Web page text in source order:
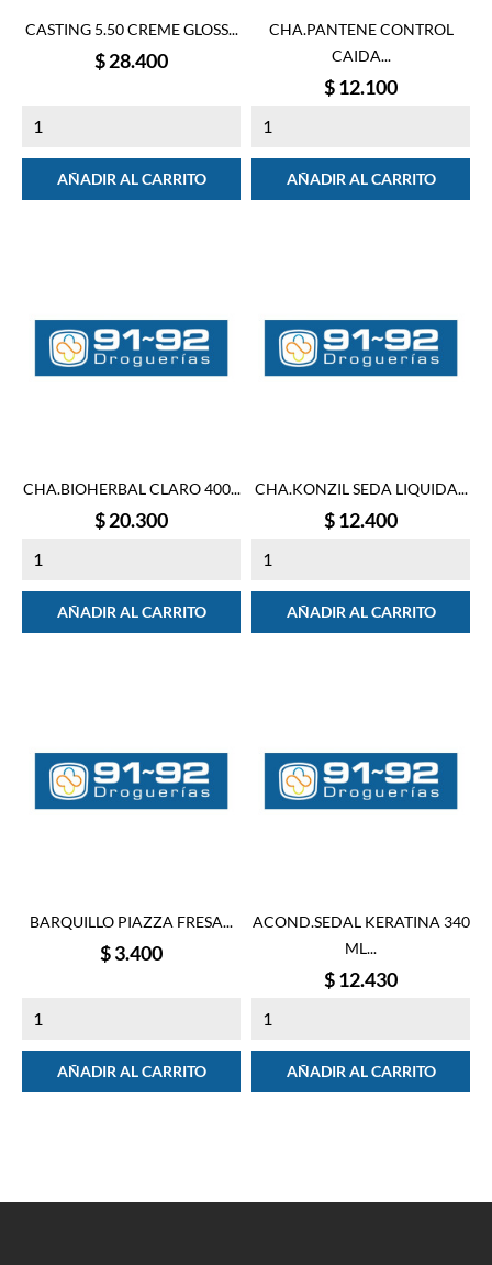
CASTING 5.50 CREME GLOSS...
Precio
$ 28.400
AÑADIR AL CARRITO
CHA.PANTENE CONTROL
CAIDA...
Precio
$ 12.100
AÑADIR AL CARRITO
CHA.BIOHERBAL CLARO 400...
Precio
$ 20.300
AÑADIR AL CARRITO
CHA.KONZIL SEDA LIQUIDA...
Precio
$ 12.400
AÑADIR AL CARRITO
BARQUILLO PIAZZA FRESA...
Precio
$ 3.400
AÑADIR AL CARRITO
ACOND.SEDAL KERATINA 340
ML...
Precio
$ 12.430
AÑADIR AL CARRITO